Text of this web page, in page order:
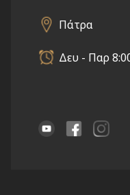
Πάτρα
Δευ - Παρ